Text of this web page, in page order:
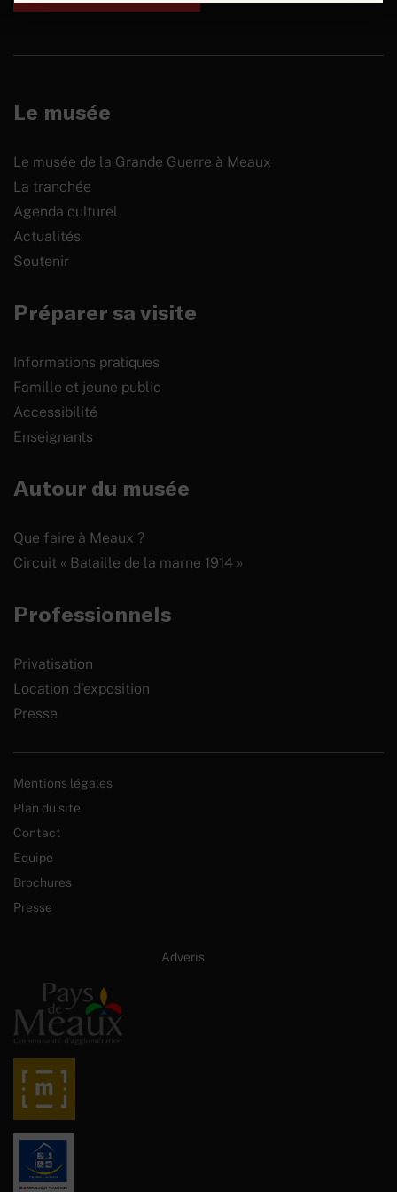
Le musée
Le musée de la Grande Guerre à Meaux
La tranchée
Agenda culturel
Actualités
Soutenir
Préparer sa visite
Informations pratiques
Famille et jeune public
Accessibilité
Enseignants
Autour du musée
Que faire à Meaux ?
Circuit « Bataille de la marne 1914 »
Professionnels
Privatisation
Location d’exposition
Presse
Mentions légales
Plan du site
Contact
Equipe
Brochures
Presse
Adveris